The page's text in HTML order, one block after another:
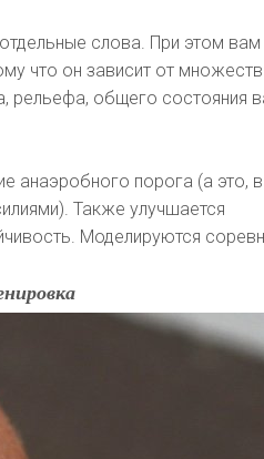
слова. При этом вам
что он зависит от
рельефа, общего состояния
анаэробного порога (а это,
Также улучшается
Моделируются